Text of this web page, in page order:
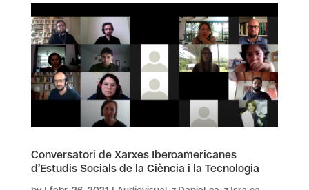
Conversatori de Xarxes Iberoamericanes
d’Estudis Socials de la Ciència i la Tecnologia